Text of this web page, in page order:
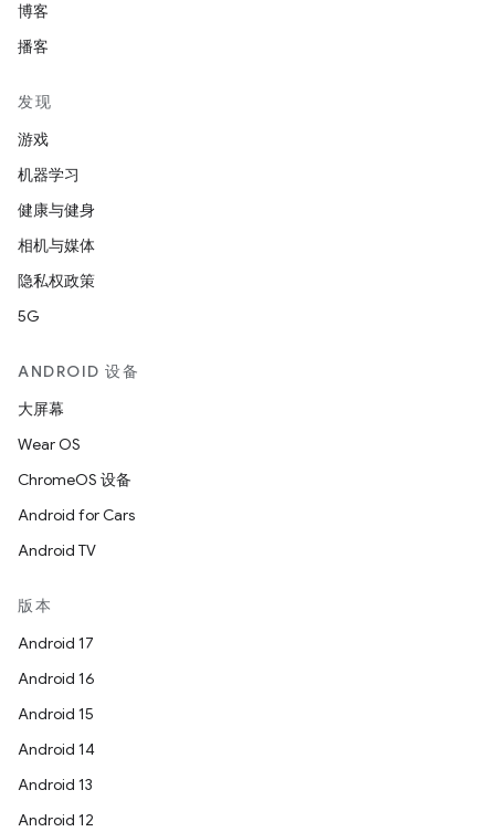
博客
播客
发现
游戏
机器学习
健康与健身
相机与媒体
隐私权政策
5G
ANDROID 设备
大屏幕
Wear OS
ChromeOS 设备
Android for Cars
Android TV
版本
Android 17
Android 16
Android 15
Android 14
Android 13
Android 12